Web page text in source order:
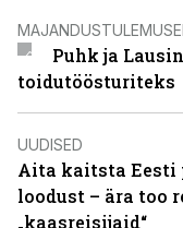
Puhk ja
toidutöösturiteks
UUDISED
Aita kaitsta Eesti
loodust – ära too
„kaasreisijaid“